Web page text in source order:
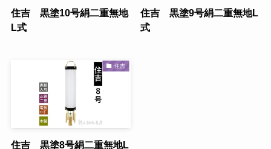
住吉 黒塗10号絹二重無地
L式
住吉 黒塗9号絹二重無地L
式
住吉
住吉 黒塗8号絹二重無地L